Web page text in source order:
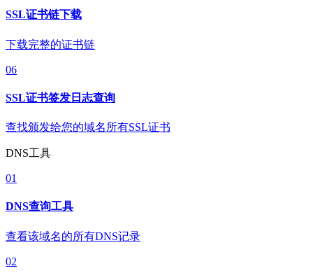
SSL证书链下载
下载完整的证书链
06
SSL证书签发日志查询
查找颁发给您的域名所有SSL证书
DNS工具
01
DNS查询工具
查看该域名的所有DNS记录
02